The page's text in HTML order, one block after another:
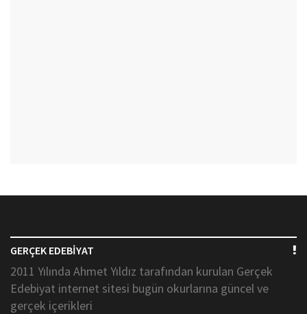
GERÇEK EDEBİYAT
2011 Yılında Ahmet Yıldız tarafından kurulan Gerçek
Edebiyat internet sitesi bugün okurlarına güncel ve
gerçek içerikleri